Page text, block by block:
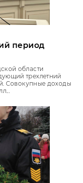
период
области
трехлетний
Совокупные доходы